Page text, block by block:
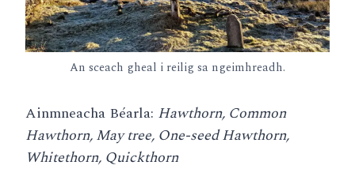
An sceach gheal i reilig sa ngeimhreadh.
Ainmneacha Béarla: Hawthorn, Common
Hawthorn, May tree, One-seed Hawthorn,
Whitethorn, Quickthorn